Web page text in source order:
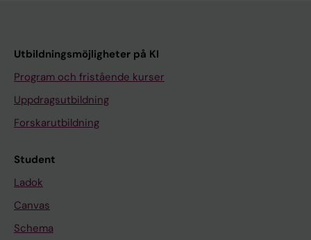
Utbildningsmöjligheter på KI
Program och fristående kurser
Uppdragsutbildning
Forskarutbildning
Student
Ladok
Canvas
Schema